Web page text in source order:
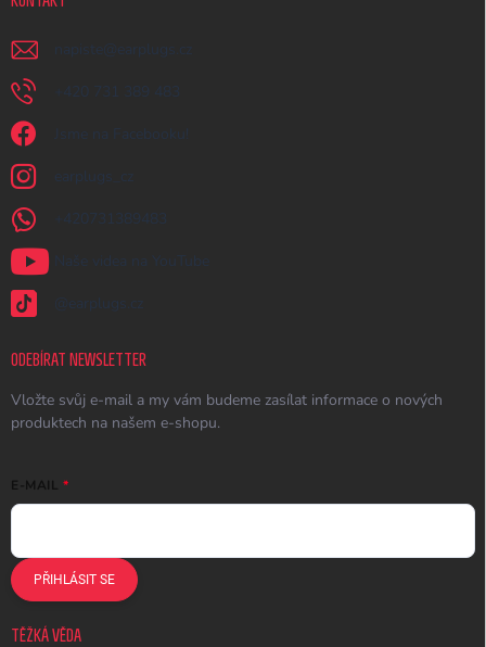
napiste @ earplugs.cz
+420 731 389 483
Jsme na Facebooku!
earplugs_cz
+420731389483
Naše videa na YouTube
@earplugs.cz
ODEBÍRAT NEWSLETTER
Vložte svůj e-mail a my vám budeme zasílat informace o nových
produktech na našem e-shopu.
E-MAIL
PŘIHLÁSIT SE
TĚŽKÁ VĚDA